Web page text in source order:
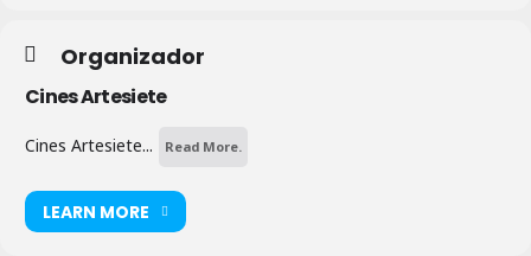
Organizador
Cines Artesiete
Cines Artesiete... Read More.
LEARN MORE